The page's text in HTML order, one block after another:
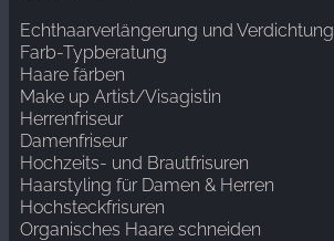
Echthaarverlängerung und Verdichtung
Farb-Typberatung
Haare färben
Make up Artist/Visagistin
Herrenfriseur
Damenfriseur
Hochzeits- und Brautfrisuren
Haarstyling für Damen & Herren
Hochsteckfrisuren
Organisches Haare schneiden